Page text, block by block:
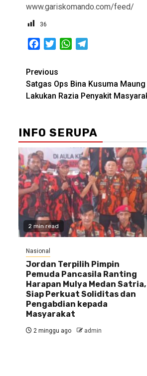
www.gariskomando.com/feed/
36
FacebookTwitterWhatsApp
Post
navigation
Previous
Satgas Ops Bina Kusuma
Lakukan Razia Penyakit
INFO SERUPA
2 min read
Nasional
Jordan Terpilih Pimpin
Pemuda Pancasila Ranting
Harapan Mulya Medan Satria,
Siap Perkuat Soliditas dan
Pengabdian kepada
Masyarakat
2 minggu ago admin